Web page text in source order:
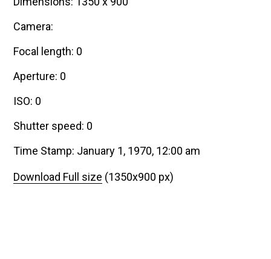
Camera:
Focal length: 0
Aperture: 0
ISO: 0
Shutter speed: 0
Time Stamp: January 1, 1970, 12:00 am
Download Full size (1350x900 px)